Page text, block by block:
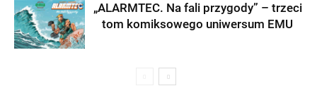
„ALARMTEC. Na fali przygody” – trzeci
tom komiksowego uniwersum EMU